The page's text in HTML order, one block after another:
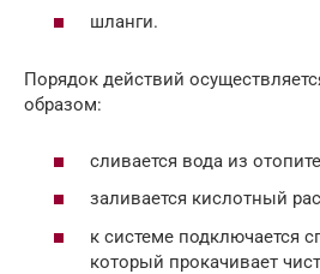
шланги.
Порядок действий
образом:
сливается вода из
заливается кислотный
к системе подключается
который прокачивает